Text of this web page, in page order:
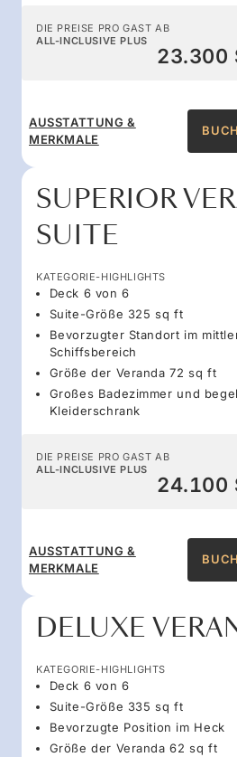
DIE PREISE PRO GAST AB
ALL-INCLUSIVE PLUS
23.300
AUSSTATTUNG &
MERKMALE
SUPERIOR
SUITE
KATEGORIE-HIGHLIGHTS
Deck 6 von 6
Suite-Größe 325 sq ft
Bevorzugter Standort im
Schiffsbereich
Größe der Veranda 72 sq ft
Großes Badezimmer und
Kleiderschrank
DIE PREISE PRO GAST AB
ALL-INCLUSIVE PLUS
24.100
AUSSTATTUNG &
MERKMALE
DELUXE
KATEGORIE-HIGHLIGHTS
Deck 6 von 6
Suite-Größe 335 sq ft
Bevorzugte Position im Heck
Größe der Veranda 62 sq ft